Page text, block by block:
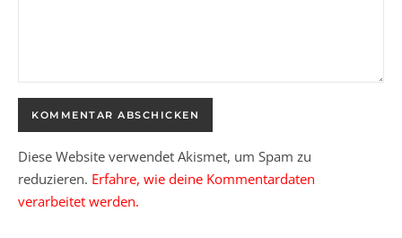
Diese Website verwendet Akismet, um Spam zu
reduzieren. Erfahre, wie deine Kommentardaten
verarbeitet werden.